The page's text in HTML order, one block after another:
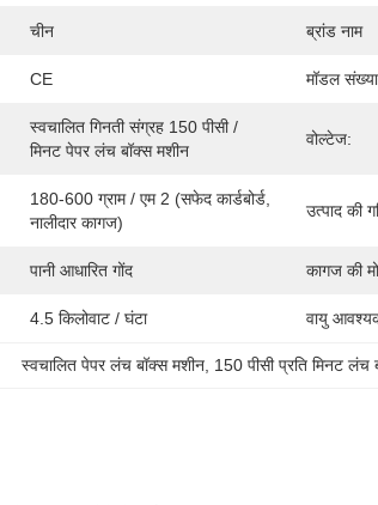
चीन ब्रांड नाम
CE मॉडल संख्या
स्वचालित गिनती संग्रह 150 पीसी /
मिनट पेपर लंच बॉक्स मशीन
वोल्टेज:
180-600 ग्राम / एम 2 (सफेद कार्डबोर्ड,
नालीदार कागज)
उत्पाद की
पानी आधारित गोंद कागज की
4.5 किलोवाट / घंटा वायु
स्वचालित पेपर लंच बॉक्स मशीन 150 पीसी प्रति मिनट लंच